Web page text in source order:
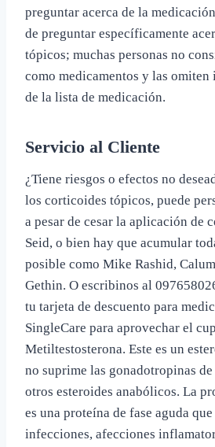
preguntar acerca de la
de preguntar específicamente
tópicos; muchas personas no
como medicamentos y las
de la lista de medicación.
Servicio al Cliente
¿Tiene riesgos o efectos no
los corticoides tópicos, puede
a pesar de cesar la aplicación de
Seid, o bien hay que acumular
posible como Mike Rashid,
Gethin. O escribinos al
tu tarjeta de descuento para
SingleCare para aprovechar el
Metiltestosterona. Este es un
no suprime las gonadotropinas
otros esteroides anabólicos. La
es una proteína de fase aguda
infecciones, afecciones